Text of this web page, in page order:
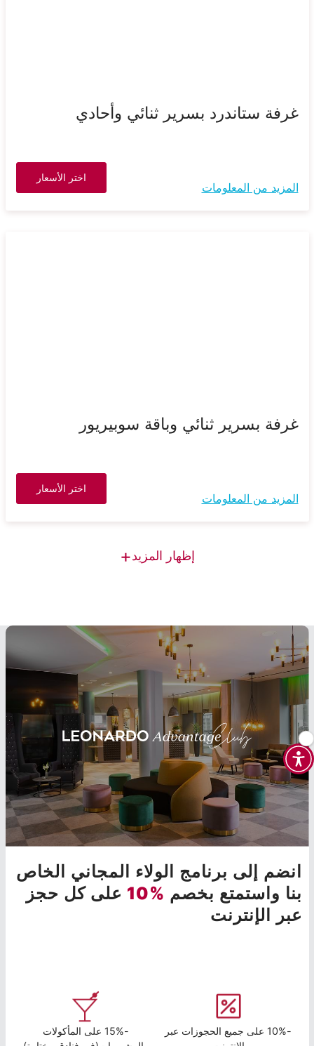
غرفة ستاندرد بسرير ثنائي وأحادي
المزيد من المعلومات
اختر الأسعار
غرفة بسرير ثنائي وباقة سوبيريور
المزيد من المعلومات
اختر الأسعار
إظهار المزيد+
انضم إلى برنامج الولاء المجاني الخاص
بنا واستمتع بخصم %10
على كل حجز
عبر الإنترنت
-10% على جميع الحجوزات عبر
-15% على المأكولات